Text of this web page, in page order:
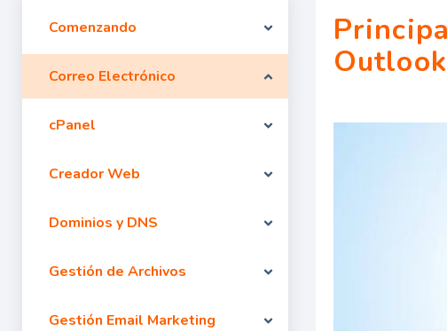
Comenzando
Correo Electrónico
cPanel
Creador Web
Dominios y DNS
Gestión de Archivos
Gestión Email Marketing
Outlook